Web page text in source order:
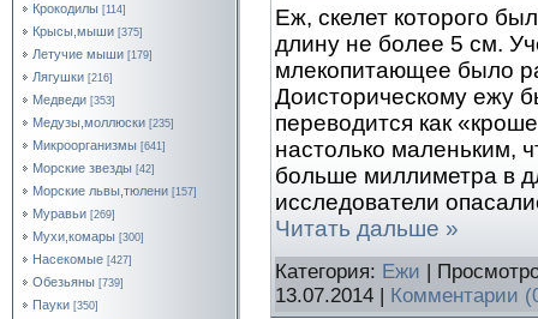
Крокодилы [114]
Крысы,мыши [375]
Летучие мыши [179]
Лягушки [216]
Медведи [353]
Медузы,моллюски [235]
Микроорганизмы [641]
Морские звезды [42]
Морские львы,тюлени [157]
Муравьи [269]
Мухи,комары [300]
Насекомые [427]
Обезьяны [739]
Пауки [350]
Еж, скелет которого
длину не более 5 см.
млекопитающее было
Доисторическому ежу
переводится как
настолько маленьким,
больше миллиметра в
исследователи
Читать дальше »
Категория: Ежи |
13.07.2014
Комментарии